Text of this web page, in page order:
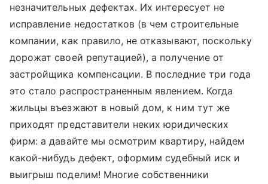
незначительных дефектах. Их интересует не
исправление недостатков (в чем строительные
компании, как правило, не отказывают, поскольку
дорожат своей репутацией), а получение от
застройщика компенсации. В последние три года
это стало распространенным явлением. Когда
жильцы въезжают в новый дом, к ним тут же
приходят представители неких юридических
фирм: а давайте мы осмотрим квартиру, найдем
какой-нибудь дефект, оформим судебный иск и
выигрыш поделим! Многие собственники